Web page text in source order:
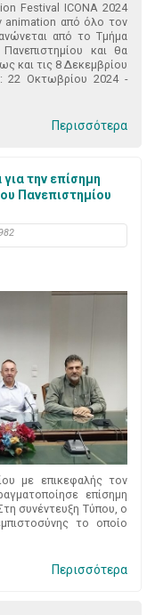
Festival ICONA 2024
animation από όλο τον
από το Τμήμα
και θα
και τις 8 Δεκεμβρίου
22 Οκτωβρίου 2024 -
Περισσότερα
την επίσημη
Πανεπιστημίου
με επικεφαλής τον
επίσημη
συνέντευξη Τύπου, ο
το οποίο
Περισσότερα